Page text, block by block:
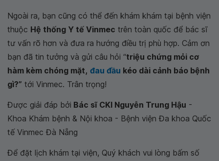
Ngoài ra, bạn cũng có thể đến khám khám tại bệnh viện
thuộc Hệ thống Y tế Vinmec trên toàn quốc để bác sĩ
tư vấn rõ hơn và đưa ra hướng điều trị phù hợp. Cảm ơn
bạn đã tin tưởng và gửi câu hỏi “triệu chứng mỏi cơ
hàm kèm chóng mặt, đau đầu kéo dài cảnh báo bệnh
gì?” tới Vinmec. Trân trọng!
Được giải đáp bởi Bác sĩ CKI Nguyễn Trung Hậu -
Khoa Khám bệnh & Nội khoa - Bệnh viện Đa khoa Quốc
tế Vinmec Đà Nẵng
Để đặt lịch khám tại viện, Quý khách vui lòng bấm số